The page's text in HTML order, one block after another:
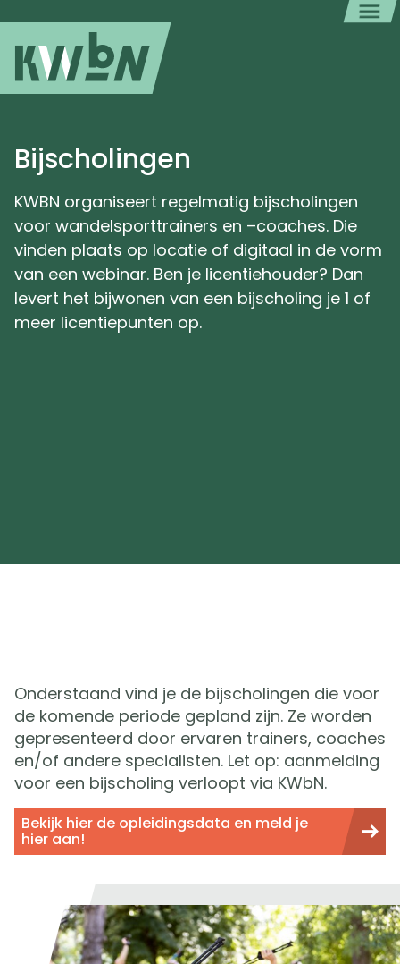
Bijscholingen
KWBN organiseert regelmatig bijscholingen
voor wandelsporttrainers en –coaches. Die
vinden plaats op locatie of digitaal in de vorm
van een webinar. Ben je licentiehouder? Dan
levert het bijwonen van een bijscholing je 1 of
meer licentiepunten op.
Onderstaand vind je de bijscholingen die voor
de komende periode gepland zijn. Ze worden
gepresenteerd door ervaren trainers, coaches
en/of andere specialisten. Let op: aanmelding
voor een bijscholing verloopt via KWbN.
Bekijk hier de opleidingsdata en meld je
hier aan!